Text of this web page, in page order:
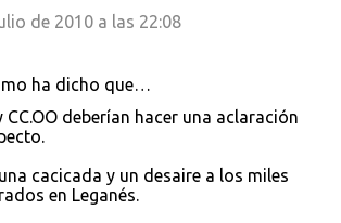
de 2010 a las 22:08
ha dicho que…
CC.OO deberían hacer una aclaración
cacicada y un desaire a los miles
en Leganés.